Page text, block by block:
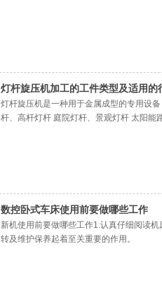
灯杆旋压机加工的工件类型及适用的
灯杆旋压机是一种用于金属成型的专用设
杆、高杆灯杆 庭院灯杆、景观灯杆 太阳能
数控卧式车床使用前要做哪些工作
新机使用前要做哪些工作1.认真仔细阅读
转及维护保养起着至关重要的作用。